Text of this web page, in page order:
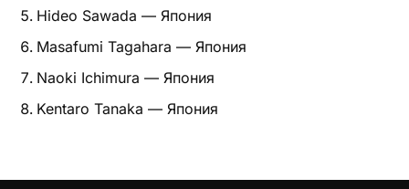
Растяжка и ОФП
Терминология
Hideo Sawada — Япония
Masafumi Tagahara — Япония
Naoki Ichimura — Япония
Kentaro Tanaka — Япония